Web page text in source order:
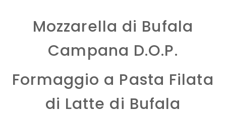
Mozzarella di Bufala
Campana D.O.P.
Formaggio a Pasta Filata
di Latte di Bufala